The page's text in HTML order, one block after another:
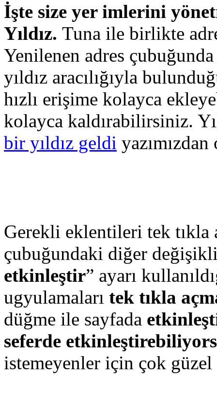
İşte size yer imlerini
Yıldız. Tuna ile birlikte
Yenilenen adres
yıldız aracılığıyla
hızlı erişime kolayca
kolayca kaldırabilirsiniz.
bir yıldız geldi
Gerekli eklentileri tek
çubuğundaki diğer
etkinleştir” ayarı
ugyulamaları tek tıkla
düğme ile sayfada
seferde
istemeyenler için çok